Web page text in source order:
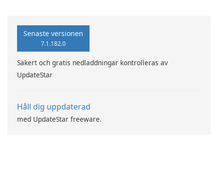
Senaste versionen
7.1.182.0
Säkert och gratis nedladdningar kontrolleras av
UpdateStar
Håll dig uppdaterad
med UpdateStar freeware.